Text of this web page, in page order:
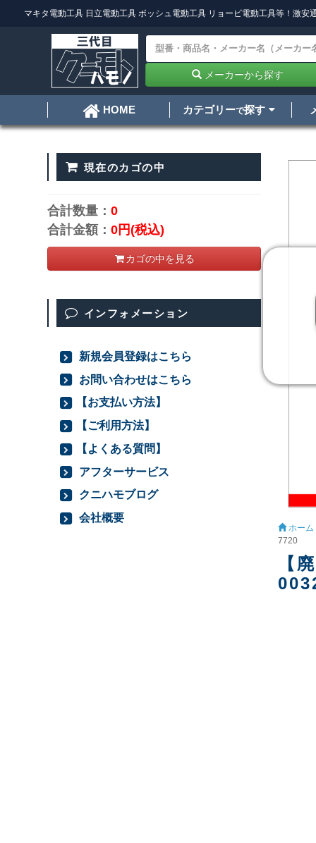
マキタ電動工具 日立電動工具 ボッシュ電動工具 リョービ電動工具等！激安
メーカーから探す
HOME カテゴリーで探す
ホーム
7720
【
現在のカゴの中
合計数量：0
合計金額：0円(税込)
カゴの中を見る
インフォメーション
新規会員登録はこちら
お問い合わせはこちら
【お支払い方法】
【ご利用方法】
【よくある質問】
アフターサービス
クニハモブログ
会社概要